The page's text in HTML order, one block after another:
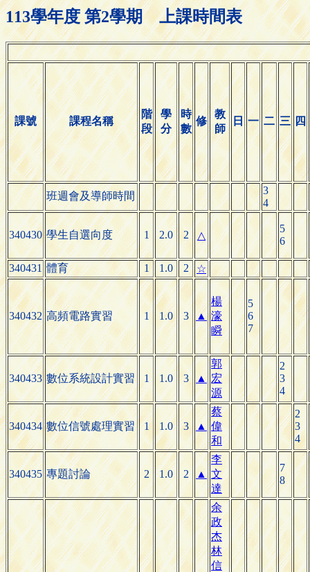
113學年度 第2學期 上課時間表
課號 課程名稱
階
段
學
分
時
數
修
教
師
日 一 二 三 四
班週會及導師時間
3
4
340430 學生自選向度 1 2.0 2 △
5
6
340431 體育 1 1.0 2 ☆
340432 高頻電路實習 1 1.0 3 ▲
楊
濠
瞬
5
6
7
340433 數位系統設計實習 1 1.0 3 ▲
郭
宏
源
2
3
4
340434 數位信號處理實習 1 1.0 3 ▲
蔡
偉
和
2
3
4
340435 專題討論 2 1.0 2 ▲
李
文
達
7
8
余
政
杰
林
信